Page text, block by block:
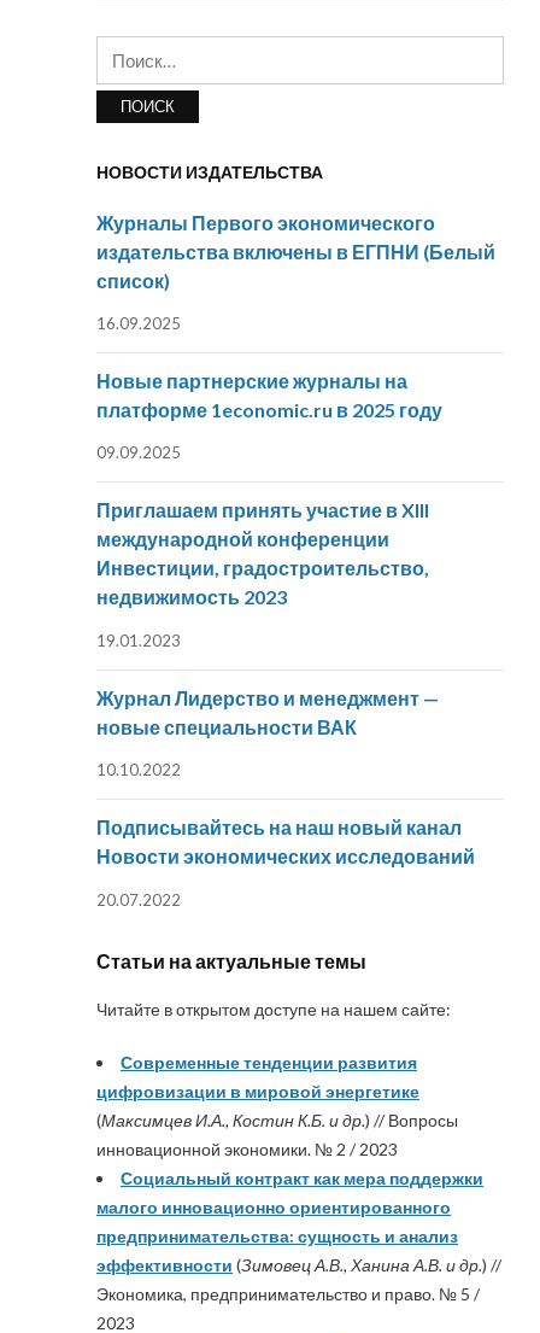
НОВОСТИ ИЗДАТЕЛЬСТВА
Журналы Первого экономического
издательства включены в ЕГПНИ (Белый
список)
16.09.2025
Новые партнерские журналы на
платформе 1economic.ru в 2025 году
09.09.2025
Приглашаем принять участие в XIII
международной конференции
Инвестиции, градостроительство,
недвижимость 2023
19.01.2023
Журнал Лидерство и менеджмент —
новые специальности ВАК
10.10.2022
Подписывайтесь на наш новый канал
Новости экономических исследований
20.07.2022
Статьи на актуальные темы
Читайте в открытом доступе на нашем сайте:
Современные тенденции развития
цифровизации в мировой энергетике
(Максимцев И.А., Костин К.Б. и др.) // Вопросы
инновационной экономики. № 2 / 2023
Социальный контракт как мера поддержки
малого инновационно ориентированного
предпринимательства: сущность и анализ
эффективности (Зимовец А.В., Ханина А.В. и др.) //
Экономика, предпринимательство и право. № 5 /
2023